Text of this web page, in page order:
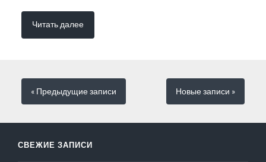
Читать далее
« Предыдущиезаписи Новыезаписи »
СВЕЖИЕ ЗАПИСИ